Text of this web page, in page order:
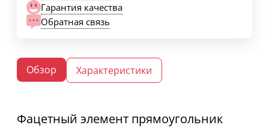
Гарантия качества
Обратная связь
Обзор Характеристики
Фацетный элемент прямоугольник